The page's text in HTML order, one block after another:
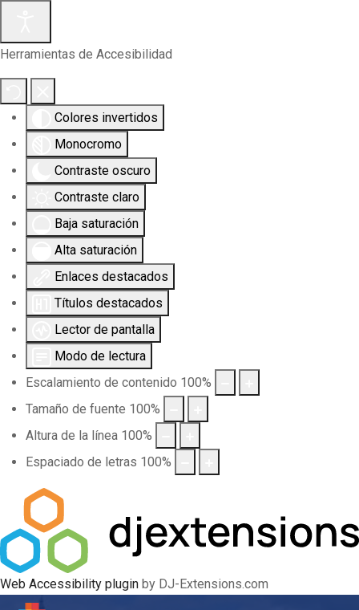
Herramientas de Accesibilidad
Colores invertidos
Monocromo
Contraste oscuro
Contraste claro
Baja saturación
Alta saturación
Enlaces destacados
Títulos destacados
Lector de pantalla
Modo de lectura
Escalamiento de contenido 100%
Tamaño de fuente 100%
Altura de la línea 100%
Espaciado de letras 100%
Web Accessibility plugin by DJ-Extensions.com